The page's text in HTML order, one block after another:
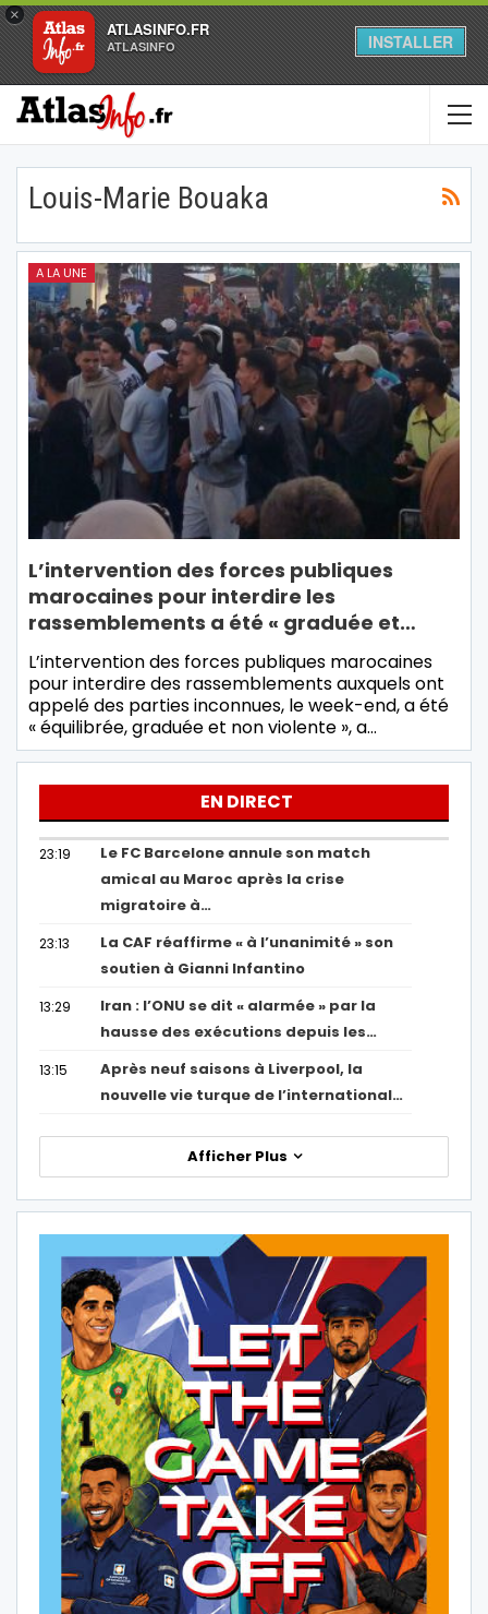
×
ATLASINFO.FR
ATLASINFO INSTALLER
Louis-Marie Bouaka
A LA UNE
L’intervention des forces publiques
marocaines pour interdire les
rassemblements a été « graduée et…
L’intervention des forces publiques marocaines
pour interdire des rassemblements auxquels ont
appelé des parties inconnues, le week-end, a été
« équilibrée, graduée et non violente », a…
EN DIRECT
23:19
Le FC Barcelone annule son match
amical au Maroc après la crise
migratoire à…
23:13
La CAF réaffirme « à l’unanimité » son
soutien à Gianni Infantino
13:29
Iran : l’ONU se dit « alarmée » par la
hausse des exécutions depuis les…
13:15
Après neuf saisons à Liverpool, la
nouvelle vie turque de l’international…
Afficher Plus